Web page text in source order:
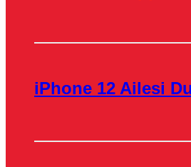
iPhone 12 Ailesi